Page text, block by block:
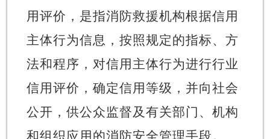
用评价，是指消防救援机构根据信用
主体行为信息，按照规定的指标、方
法和程序，对信用主体行为进行行业
信用评价，确定信用等级，并向社会
公开，供公众监督及有关部门、机构
和组织应用的消防安全管理手段。